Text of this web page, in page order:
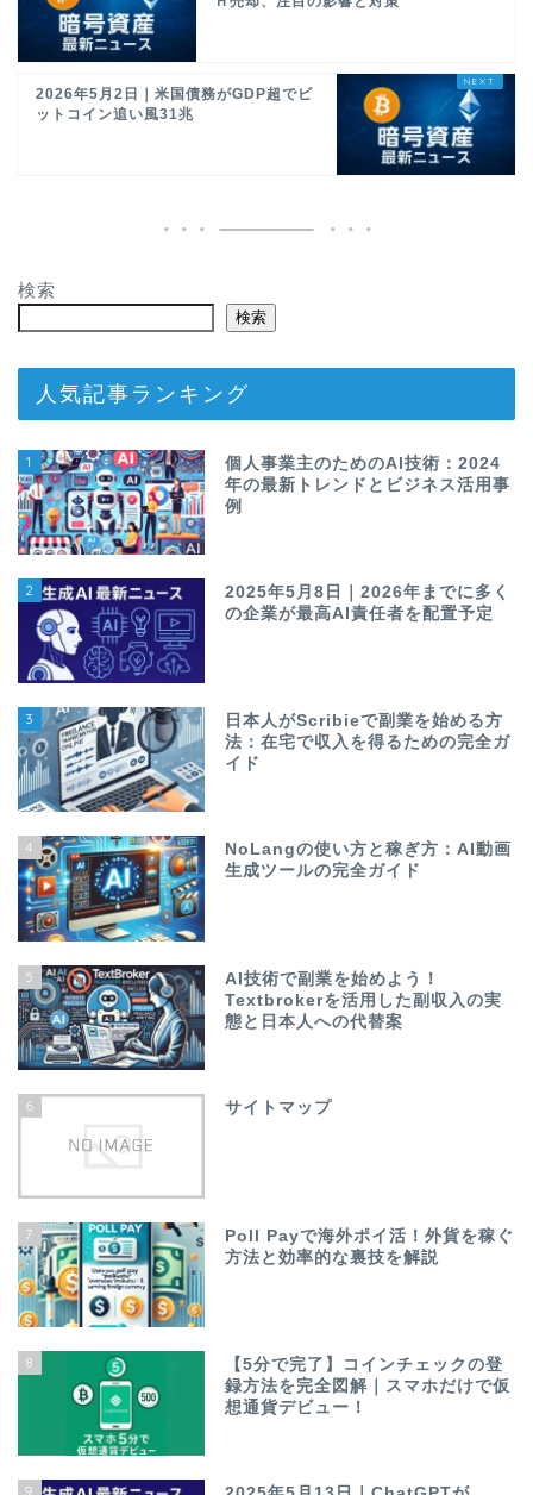
2026年5月2日｜米国債務がGDP超でビ
ットコイン追い風31兆
検索
検索
人気記事ランキング
1
個人事業主のためのAI技術：2024
年の最新トレンドとビジネス活用事
例
2
2025年5月8日｜2026年までに多く
の企業が最高AI責任者を配置予定
3
日本人がScribieで副業を始める方
法：在宅で収入を得るための完全ガ
イド
4
NoLangの使い方と稼ぎ方：AI動画
生成ツールの完全ガイド
5
AI技術で副業を始めよう！
Textbrokerを活用した副収入の実
態と日本人への代替案
6 サイトマップ
7
Poll Payで海外ポイ活！外貨を稼ぐ
方法と効率的な裏技を解説
8
【5分で完了】コインチェックの登
録方法を完全図解｜スマホだけで仮
想通貨デビュー！
9